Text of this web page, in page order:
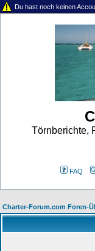
Du hast noch keinen
Törnberichte,
FAQ
Charter-Forum.com Foren-